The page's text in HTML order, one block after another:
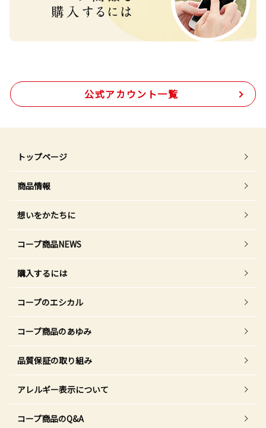
公式アカウント一覧
トップページ
商品情報
想いをかたちに
コープ商品NEWS
購入するには
コープのエシカル
コープ商品のあゆみ
品質保証の取り組み
アレルギー表示について
コープ商品のQ&A